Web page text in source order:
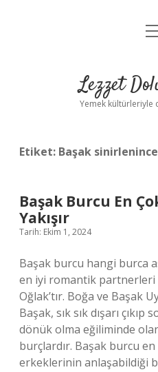
Yasal
Lezzet
Yemek kültürleriyle
Etiket: Başak
Başak Burcu En
Yakışır
Tarih: Ekim 1, 2024
Başak burcu hangi burca
en iyi romantik partnerleri
Oğlak’tır. Boğa ve Başak
Başak, sık sık dışarı
dönük olma eğiliminde
burçlardır. Başak burcu
erkeklerinin anlaşabildiği